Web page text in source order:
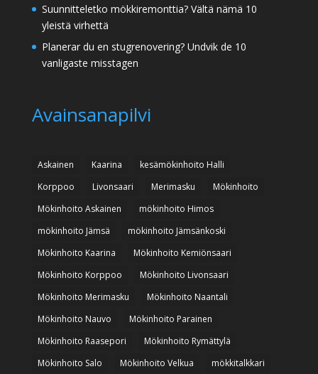
Suunnitteletko mökkiremonttia? Vältä nämä 10
yleistä virhettä
Planerar du en stugrenovering? Undvik de 10
vanligaste misstagen
Avainsanapilvi
Askainen Kaarina
kesämökinhoito Halli
Korppoo
Livonsaari Merimasku
Mökinhoito
Mökinhoito Askainen
mökinhoito Himos
mökinhoito Jämsä
mökinhoito Jämsänkoski
Mökinhoito Kaarina
Mökinhoito Kemiönsaari
Mökinhoito Korppoo
Mökinhoito Livonsaari
Mökinhoito Merimasku
Mökinhoito Naantali
Mökinhoito Nauvo
Mökinhoito Parainen
Mökinhoito Raasepori
Mökinhoito Rymättylä
Mökinhoito Salo
Mökinhoito Velkua
mökkitalkkari